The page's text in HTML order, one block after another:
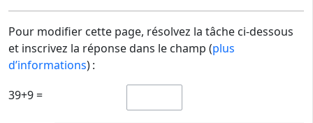
Pour modifier cette page, résolvez la tâche ci-dessous
et inscrivez la réponse dans le champ (plus
d’informations) :
39+9 =